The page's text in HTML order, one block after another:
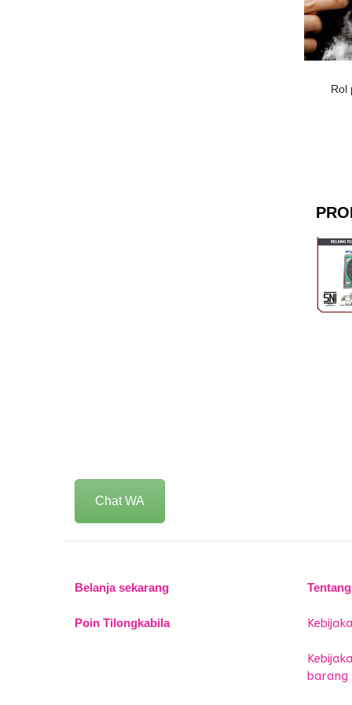
Rol
Chat WA
Belanja sekarang
Poin Tilongkabila
barang